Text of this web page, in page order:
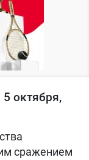
октября,
сражением